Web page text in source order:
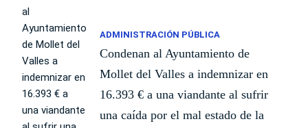
ADMINISTRACIÓN PÚBLICA
Condenan al Ayuntamiento de
Mollet del Valles a indemnizar en
16.393 € a una viandante al sufrir
una caída por el mal estado de la